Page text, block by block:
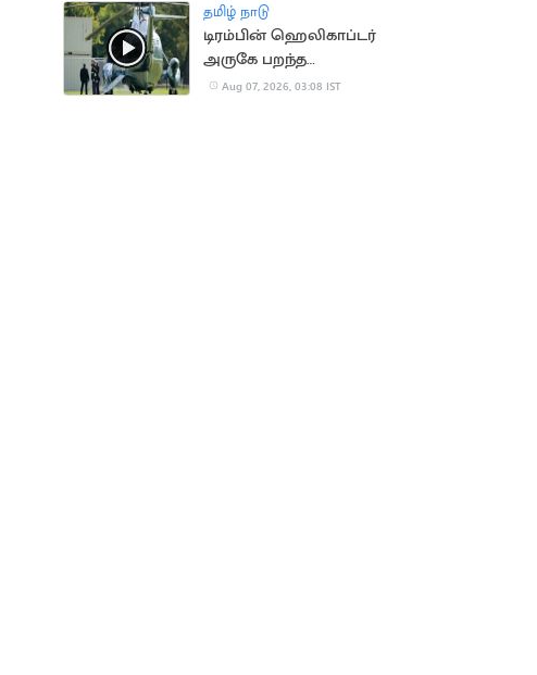
தமிழ் நாடு
டிரம்பின் ஹெலிகாப்டர்
அருகே பறந்த
பயணிகள் விமானம்
Aug 07, 2026, 03:08 IST